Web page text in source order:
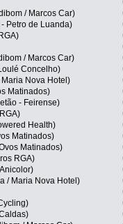
/ Marcos Car)
Petro de Luanda)
/ Marcos Car)
Concelho)
Maria Nova Hotel)
Matinados)
- Feirense)
Health)
Matinados)
Matinados)
RGA)
/ Maria Nova Hotel)